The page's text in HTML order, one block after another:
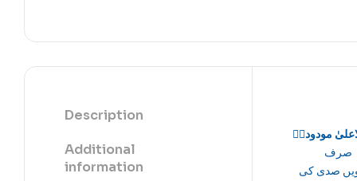
Description
Additional
information
مودودیؒ
صرف
صدی کی